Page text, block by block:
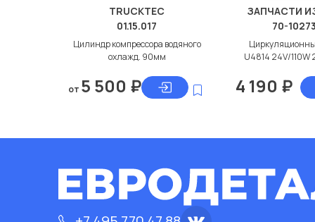
TRUCKTEC
01.15.017
Цилиндр компрессора водяного
охлажд. 90мм
от 5 500 ₽
ЗАПЧАСТИ
70-
U4814 24V/
4 190 ₽